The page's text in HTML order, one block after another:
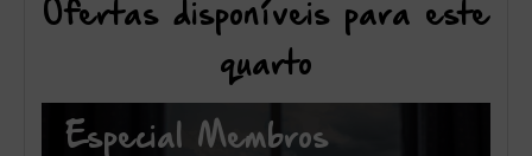
Ofertas disponíveis para este
quarto
Especial Membros